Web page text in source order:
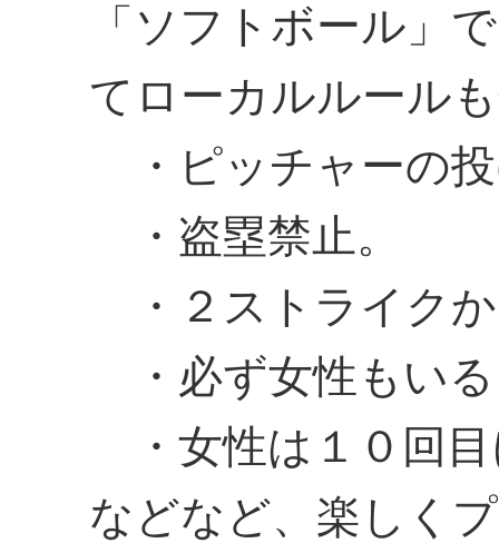
「ソフトボール」
てローカルルール
・ピッチャーの
・盗塁禁止。
・２ストライク
・必ず女性もい
・女性は１０回
などなど、楽しく